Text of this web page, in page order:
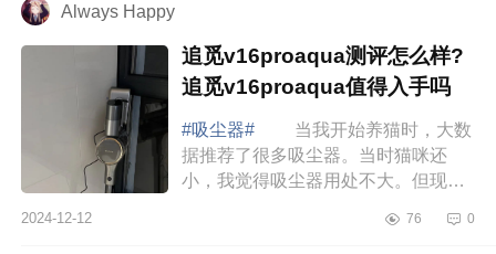
Always Happy
追觅v16proaqua测评怎么样?
追觅v16proaqua值得入手吗
#吸尘器#
当我开始养猫时，大数
据推荐了很多吸尘器。当时猫咪还
小，我觉得吸尘器用处不大。但现
家介绍下追觅v16proaqua测评怎么
2024-12-12 76 0